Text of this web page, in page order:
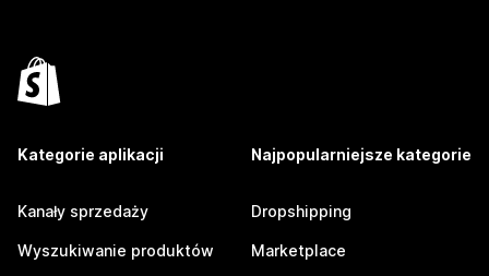
Kategorie aplikacji
Kanały sprzedaży
Wyszukiwanie produktów
Najpopularniejsze kategorie
Dropshipping
Marketplace